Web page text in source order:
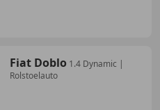
Fiat Doblo 1.4 Dynamic |
Rolstoelauto